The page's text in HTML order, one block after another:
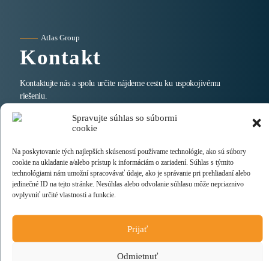
Spravujte súhlas so súbormi
cookie
Na poskytovanie tých najlepších skúseností používame technológie, ako sú súbory
cookie na ukladanie a/alebo prístup k informáciám o zariadení. Súhlas s týmito
technológiami nám umožní spracovávať údaje, ako je správanie pri prehliadaní alebo
jedinečné ID na tejto stránke. Nesúhlas alebo odvolanie súhlasu môže nepriaznivo
ovplyvniť určité vlastnosti a funkcie.
Prijať
Odmietnuť
Atlas Group
Kontakt
Kontaktujte nás a spolu určite nájdeme cestu ku uspokojivému
riešeniu.